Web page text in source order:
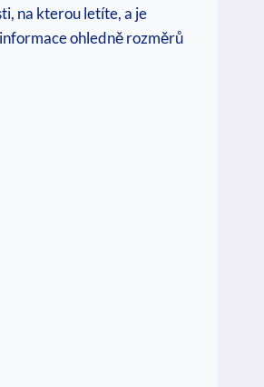
na kterou letíte, a je
ohledně rozměrů